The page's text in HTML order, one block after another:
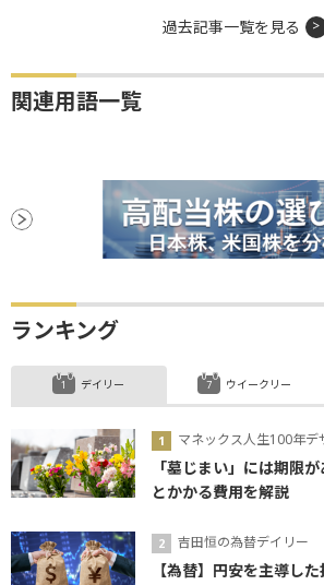
過去記事一覧を見る
関連用語一覧
ランキング
デイリー
マネックス人生100年デ
「墓じまい」には期限
とかかる費用を解説
吉田恒の為替デイリー
【為替】円安を主導し
ウイークリー